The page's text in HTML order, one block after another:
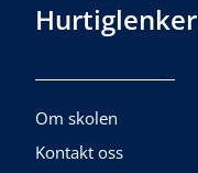
Hurtiglenker
Om skolen
Kontakt oss